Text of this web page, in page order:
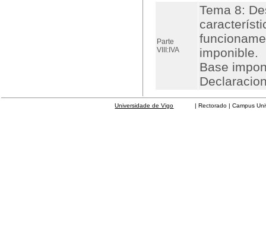
Parte
VIII:IVA
Tema 8:
imponible.
Base
Universidade de Vigo | Rectorado | Campus